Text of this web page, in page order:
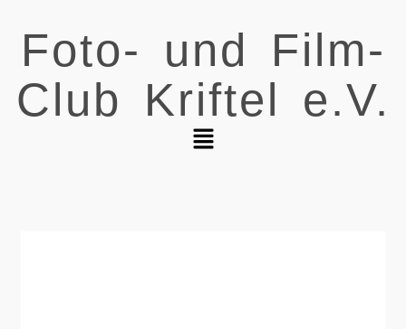
Foto- und Film-
Club Kriftel e.V.